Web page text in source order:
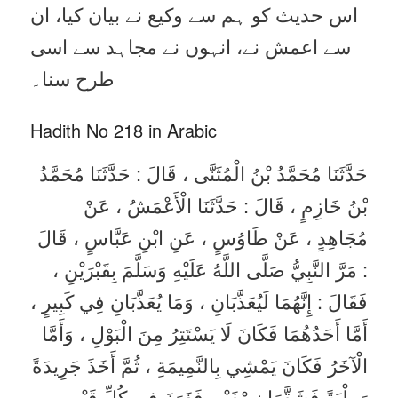
اس حدیث کو ہم سے وکیع نے بیان کیا، ان
سے اعمش نے، انہوں نے مجاہد سے اسی
طرح سنا۔
Hadith No 218 in Arabic
حَدَّثَنَا مُحَمَّدُ بْنُ الْمُثَنَّى ، قَالَ : حَدَّثَنَا مُحَمَّدُ
بْنُ خَازِمٍ ، قَالَ : حَدَّثَنَا الْأَعْمَشُ ، عَنْ
مُجَاهِدٍ ، عَنْ طَاوُسٍ ، عَنِ ابْنِ عَبَّاسٍ ، قَالَ
: مَرَّ النَّبِيُّ صَلَّى اللَّهُ عَلَيْهِ وَسَلَّمَ بِقَبْرَيْنِ ،
فَقَالَ : إِنَّهُمَا لَيُعَذَّبَانِ ، وَمَا يُعَذَّبَانِ فِي كَبِيرٍ ،
أَمَّا أَحَدُهُمَا فَكَانَ لَا يَسْتَتِرُ مِنَ الْبَوْلِ ، وَأَمَّا
الْآخَرُ فَكَانَ يَمْشِي بِالنَّمِيمَةِ ، ثُمَّ أَخَذَ جَرِيدَةً